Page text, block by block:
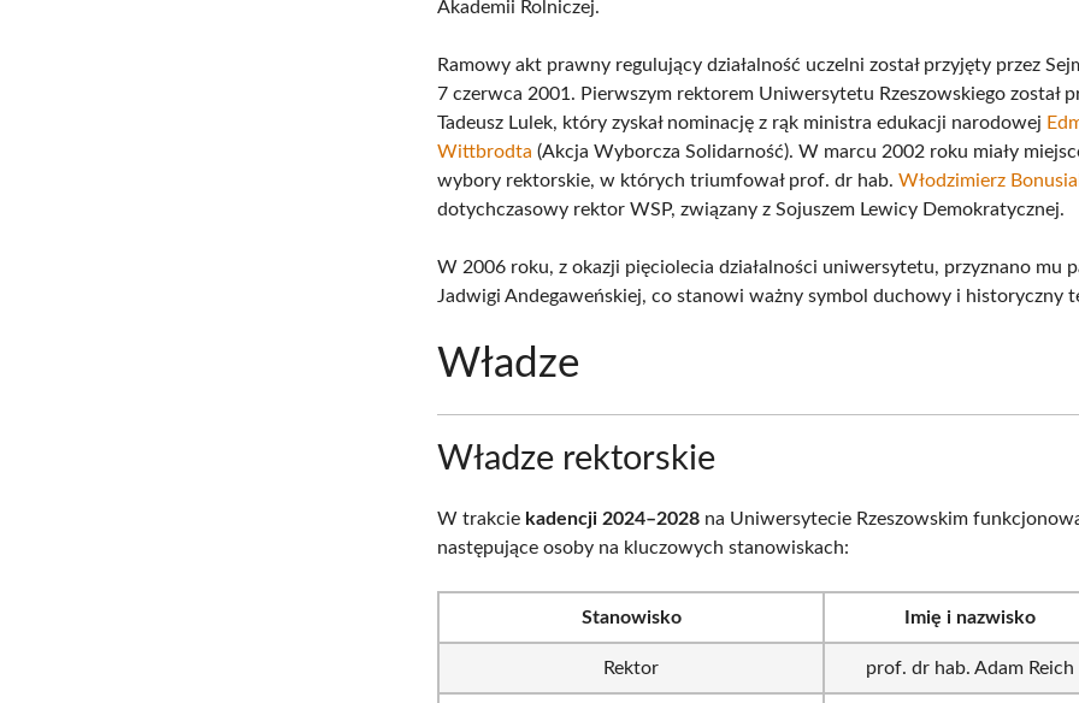
Akademii Rolniczej.
Ramowy akt prawny regulujący działalność uczelni został przyjęty przez
7 czerwca 2001. Pierwszym rektorem Uniwersytetu Rzeszowskiego został
Tadeusz Lulek, który zyskał nominację z rąk ministra edukacji narodowej
Wittbrodta (Akcja Wyborcza Solidarność). W marcu 2002 roku miały
wybory rektorskie, w których triumfował prof. dr hab.Włodzimierz
dotychczasowy rektor WSP, związany z Sojuszem Lewicy Demokratycznej.
W 2006 roku, z okazji pięciolecia działalności uniwersytetu, przyznano mu
Jadwigi Andegaweńskiej, co stanowi ważny symbol duchowy i historyczny
Władze
Władze rektorskie
W trakcie kadencji 2024–2028 na Uniwersytecie Rzeszowskim
następujące osoby na kluczowych stanowiskach:
Stanowisko Imię i nazwisko
Rektor prof. dr hab. Adam Reich